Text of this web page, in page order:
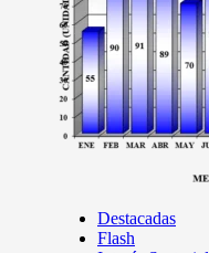
Destacadas
Flash